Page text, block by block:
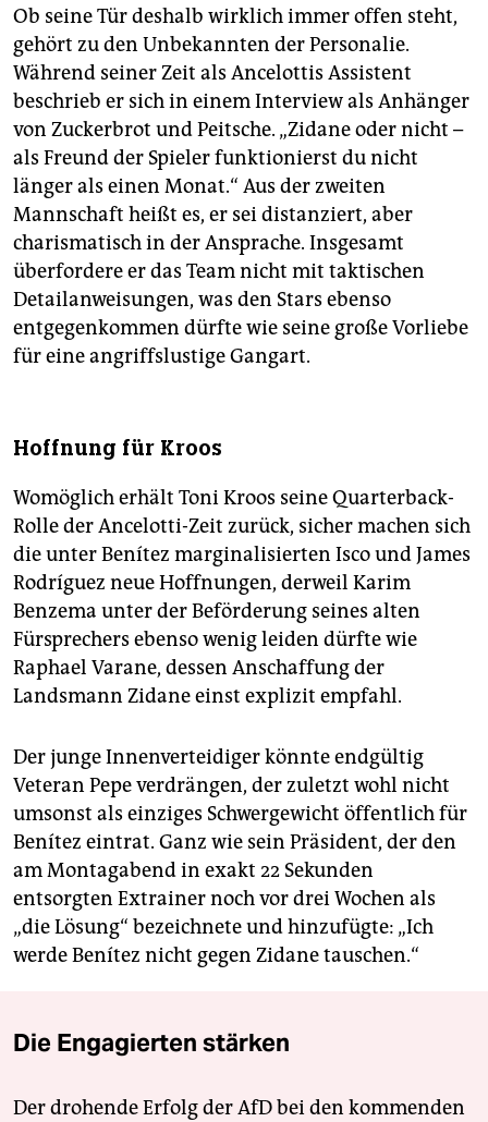
Ob seine Tür deshalb wirklich immer offen steht,
gehört zu den Unbekannten der Personalie.
Während seiner Zeit als Ancelottis Assistent
beschrieb er sich in einem Interview als Anhänger
von Zuckerbrot und Peitsche. „Zidane oder nicht –
als Freund der Spieler funktionierst du nicht
länger als einen Monat.“ Aus der zweiten
Mannschaft heißt es, er sei distanziert, aber
charismatisch in der Ansprache. Insgesamt
überfordere er das Team nicht mit taktischen
Detailanweisungen, was den Stars ebenso
entgegenkommen dürfte wie seine große Vorliebe
für eine angriffslustige Gangart.
Hoffnung für Kroos
Womöglich erhält Toni Kroos seine Quarterback-
Rolle der Ancelotti-Zeit zurück, sicher machen sich
die unter Benítez marginalisierten Isco und James
Rodríguez neue Hoffnungen, derweil Karim
Benzema unter der Beförderung seines alten
Fürsprechers ebenso wenig leiden dürfte wie
Raphael Varane, dessen Anschaffung der
Landsmann Zidane einst explizit empfahl.
Der junge Innenverteidiger könnte endgültig
Veteran Pepe verdrängen, der zuletzt wohl nicht
umsonst als einziges Schwergewicht öffentlich für
Benítez eintrat. Ganz wie sein Präsident, der den
am Montagabend in exakt 22 Sekunden
entsorgten Extrainer noch vor drei Wochen als
„die Lösung“ bezeichnete und hinzufügte: „Ich
werde Benítez nicht gegen Zidane tauschen.“
Die Engagierten stärken
Der drohende Erfolg der AfD bei den kommenden